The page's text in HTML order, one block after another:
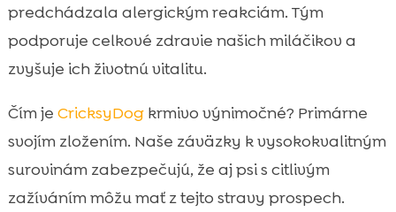
predchádzala alergickým reakciám. Tým
podporuje celkové zdravie našich miláčikov a
zvyšuje ich životnú vitalitu.
Čím je CricksyDogkrmivo výnimočné? Primárne
svojím zložením. Naše záväzky k vysokokvalitným
surovinám zabezpečujú, že aj psi s citlivým
zažíváním môžu mať z tejto stravy prospech.